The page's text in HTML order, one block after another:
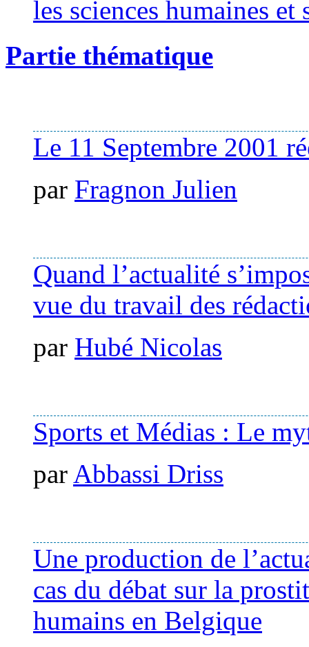
les sciences humaines et
Partie thématique
Le 11 Septembre 2001
par Fragnon Julien
Quand l’actualité
vue du travail des
par Hubé Nicolas
Sports et Médias : Le
par Abbassi Driss
Une production de
cas du débat sur la
humains en Belgique